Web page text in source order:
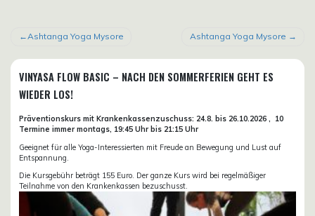
BEITRAGSNAVIGATION
Ashtanga Yoga Mysore Ashtanga Yoga Mysore
VINYASA FLOW BASIC – NACH DEN SOMMERFERIEN GEHT ES
WIEDER LOS!
Präventionskurs mit Krankenkassenzuschuss: 24.8. bis 26.10.2026 , 10
Termine immer montags, 19:45 Uhr bis 21:15 Uhr
Geeignet für alle Yoga-Interessierten mit Freude an Bewegung und Lust auf
Entspannung.
Die Kursgebühr beträgt 155 Euro. Der ganze Kurs wird bei regelmäßiger
Teilnahme von den Krankenkassen bezuschusst.